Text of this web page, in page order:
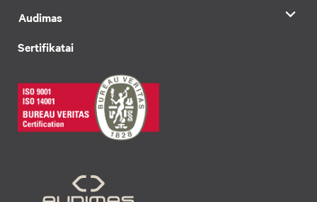
Audimas
Sertifikatai